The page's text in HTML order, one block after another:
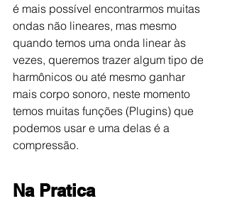
é mais possível encontrarmos muitas
ondas não lineares, mas mesmo
quando temos uma onda linear às
vezes, queremos trazer algum tipo de
harmônicos ou até mesmo ganhar
mais corpo sonoro, neste momento
temos muitas funções (Plugins) que
podemos usar e uma delas é a
compressão.
Na Pratica